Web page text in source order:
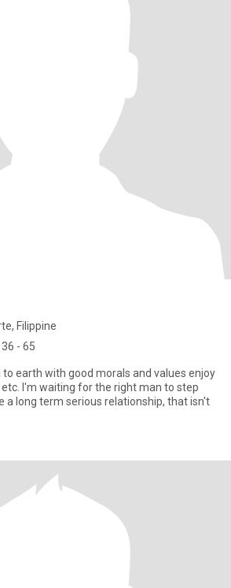
Filippine
- 65
to earth with good morals and values enjoy
I'm waiting for the right man to step
a long term serious relationship, that isn't